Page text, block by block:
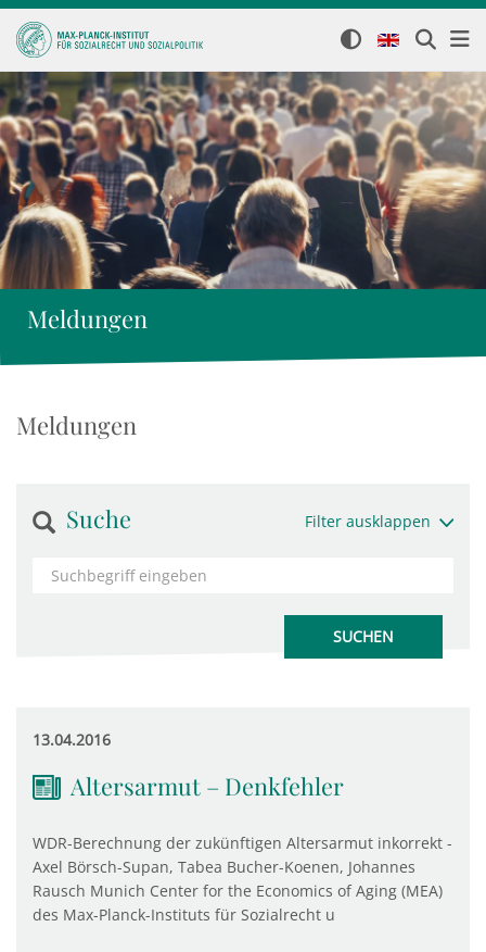
Meldungen
Meldungen
Suche Filter ausklappen
13.04.2016
Altersarmut – Denkfehler
WDR-Berechnung der zukünftigen Altersarmut inkorrekt -
Axel Börsch-Supan, Tabea Bucher-Koenen, Johannes
Rausch Munich Center for the Economics of Aging (MEA)
des Max-Planck-Instituts für Sozialrecht u